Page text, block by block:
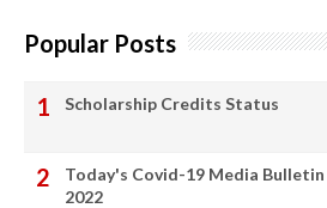
Popular Posts
Scholarship Credits Status
Today's Covid-19 Media
2022